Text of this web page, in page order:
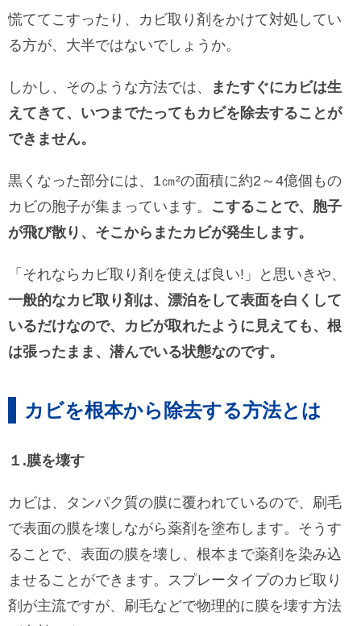
慌ててこすったり、カビ取り剤をかけて対処してい
る方が、大半ではないでしょうか。
しかし、そのような方法では、
またすぐにカビは生
えてきて、いつまでたってもカビを除去することが
できません。
黒くなった部分には、1㎝²の面積に約2～4億個もの
カビの胞子が集まっています。 こすることで、胞子
が飛び散り、そこからまたカビが発生します。
「それならカビ取り剤を使えば良い!」と思いきや、
一般的なカビ取り剤は、漂泊をして表面を白くして
いるだけなので、カビが取れたように見えても、根
は張ったまま、潜んでいる状態なのです。
カビを根本から除去する方法とは
１.膜を壊す
カビは、タンパク質の膜に覆われているので、刷毛
で表面の膜を壊しながら薬剤を塗布します。そうす
ることで、表面の膜を壊し、根本まで薬剤を染み込
ませることができます。スプレータイプのカビ取り
剤が主流ですが、刷毛などで物理的に膜を壊す方法